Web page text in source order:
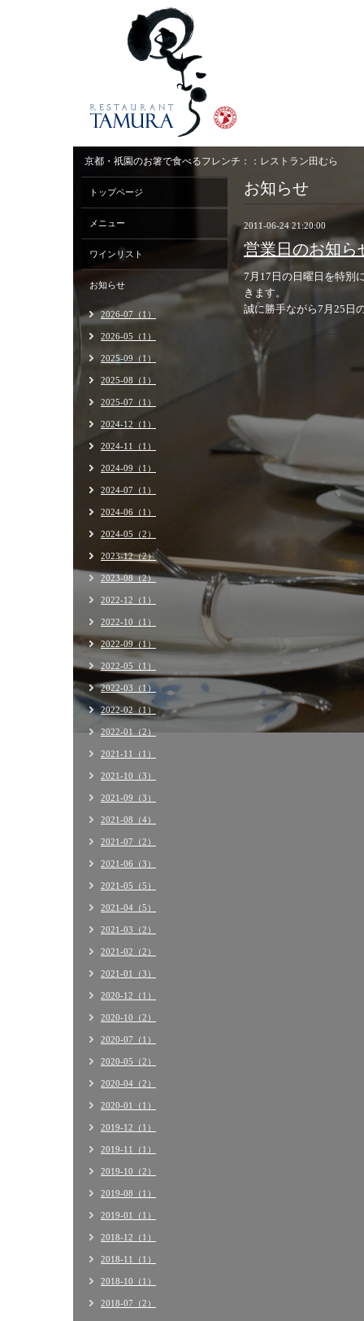
京都・祇園のお箸で食べるフレンチ：：レストラン田むら
お知らせ
2011-06-24 21:20:00
営業日のお知ら
7月17日の日曜日を特別
きます。
誠に勝手ながら7月25日
トップページ
メニュー
ワインリスト
お知らせ
2026-07（1）
2026-05（1）
2025-09（1）
2025-08（1）
2025-07（1）
2024-12（1）
2024-11（1）
2024-09（1）
2024-07（1）
2024-06（1）
2024-05（2）
2023-12（2）
2023-08（2）
2022-12（1）
2022-10（1）
2022-09（1）
2022-05（1）
2022-03（1）
2022-02（1）
2022-01（2）
2021-11（1）
2021-10（3）
2021-09（3）
2021-08（4）
2021-07（2）
2021-06（3）
2021-05（5）
2021-04（5）
2021-03（2）
2021-02（2）
2021-01（3）
2020-12（1）
2020-10（2）
2020-07（1）
2020-05（2）
2020-04（2）
2020-01（1）
2019-12（1）
2019-11（1）
2019-10（2）
2019-08（1）
2019-01（1）
2018-12（1）
2018-11（1）
2018-10（1）
2018-07（2）